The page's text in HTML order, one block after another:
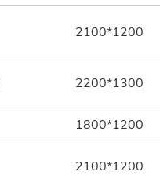
2100*1200
2200*1300
1800*1200
2100*1200